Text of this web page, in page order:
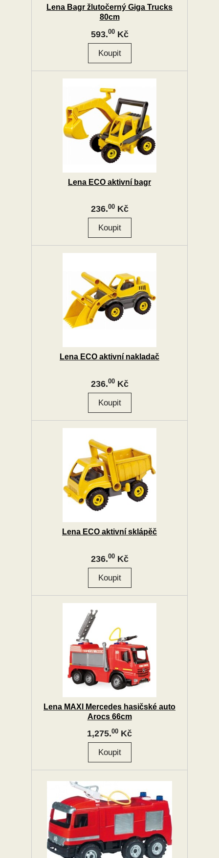
Lena Bagr žlutočerný Giga Trucks
80cm
593.00Kč
Lena ECO aktivní bagr
236.00Kč
Lena ECO aktivní nakladač
236.00Kč
Lena ECO aktivní sklápěč
236.00Kč
Lena MAXI Mercedes hasičské auto
Arocs 66cm
1,275.00 Kč